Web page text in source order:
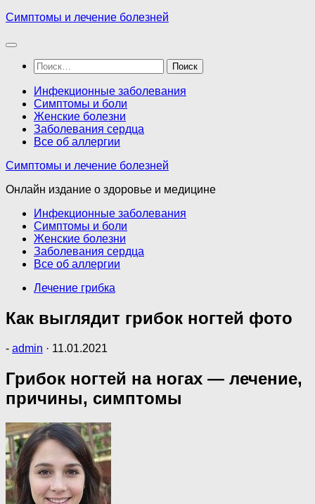
Перейти
содержимому
Симптомы и лечение болезней
Найти:
Инфекционные заболевания
Симптомы и боли
Женские болезни
Заболевания сердца
Все об аллергии
Симптомы и лечение болезней
Онлайн издание о здоровье и медицине
Инфекционные заболевания
Симптомы и боли
Женские болезни
Заболевания сердца
Все об аллергии
Лечение грибка
Как выглядит грибок ногтей фото
- admin · 11.01.2021
Грибок ногтей на ногах — лечение,
причины, симптомы